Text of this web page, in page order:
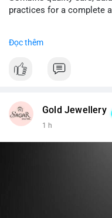
cân nhắc giảm tỷ trọng
#8dot0316btc
practices for a complete
Đọc thêm
Gold Jewellery
1 h